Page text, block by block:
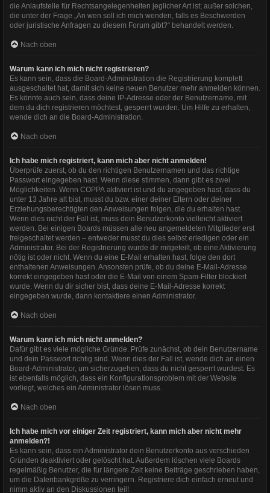
die Anlaufstelle für Rechtsangelegenheiten jeglicher Art ist; außer solchen,
die unter der Frage „An wen soll ich mich wenden, falls es Beschwerden
oder juristische Anfragen zu diesem Forum gibt?“ behandelt werden.
Nach oben
Warum kann ich mich nicht registrieren?
Es kann sein, dass die Board-Administration die Registrierung komplett
ausgeschaltet hat, damit sich keine neuen Benutzer mehr anmelden können.
Es könnte auch sein, dass deine IP-Adresse oder der Benutzername, mit
dem du dich registrieren möchtest, gesperrt wurden. Um Hilfe zu erhalten,
wende dich an die Board-Administration.
Nach oben
Ich habe mich registriert, kann mich aber nicht anmelden!
Überprüfe zuerst, ob du den richtigen Benutzernamen und das richtige
Passwort eingegeben hast. Wenn diese stimmen, dann gibt es zwei
Möglichkeiten. Wenn COPPA aktiviert ist und du angegeben hast, dass du
unter 13 Jahre alt bist, musst du bzw. einer deiner Eltern oder deiner
Erziehungsberechtigten den Anweisungen folgen, die du erhalten hast.
Wenn dies nicht der Fall ist, muss dein Benutzerkonto vielleicht aktiviert
werden. Bei einigen Boards müssen alle neu angemeldeten Mitglieder erst
freigeschaltet werden – entweder musst du dies selbst erledigen oder ein
Administrator. Bei der Registrierung wurde dir mitgeteilt, ob eine Aktivierung
nötig ist oder nicht. Wenn du eine E-Mail erhalten hast, folge den dort
enthaltenen Anweisungen. Ansonsten prüfe, ob du deine E-Mail-Adresse
korrekt eingegeben hast oder die E-Mail von einem Spam-Filter blockiert
wurde. Wenn du dir sicher bist, dass deine E-Mail-Adresse korrekt
eingegeben wurde, dann kontaktiere einen Administrator.
Nach oben
Warum kann ich mich nicht anmelden?
Dafür gibt es viele mögliche Gründe. Prüfe zunächst, ob dein Benutzername
und dein Passwort richtig sind. Wenn dies der Fall ist, wende dich an einen
Board-Administrator, um sicherzugehen, dass du nicht gesperrt wurdest. Es
ist ebenfalls möglich, dass ein Konfigurationsproblem mit der Website
vorliegt, welches ein Administrator lösen muss.
Nach oben
Ich habe mich vor einiger Zeit registriert, kann mich aber nicht mehr
anmelden?!
Es kann sein, dass ein Administrator dein Benutzerkonto aus verschieden
Gründen deaktiviert oder gelöscht hat. Außerdem löschen viele Boards
regelmäßig Benutzer, die für längere Zeit keine Beiträge geschrieben haben,
um die Datenbankgröße zu verringern. Registriere dich einfach erneut und
nimm aktiv an den Diskussionen teil!